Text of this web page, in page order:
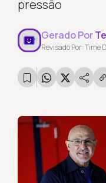
pressão
Gerado Por
Revisado Por: Time